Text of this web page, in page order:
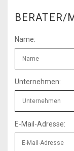
BERATER/
Name:
Unternehmen:
E-Mail-Adresse: